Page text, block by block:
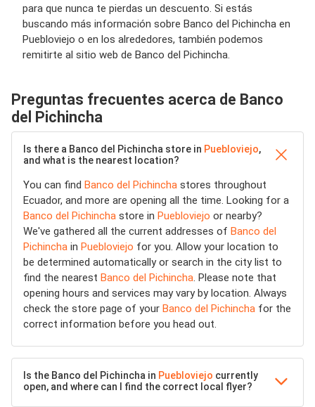
para que nunca te pierdas un descuento. Si estás
buscando más información sobre Banco del Pichincha en
Puebloviejo o en los alrededores, también podemos
remitirte al sitio web de Banco del Pichincha.
Preguntas frecuentes acerca de Banco
del Pichincha
Is there a Banco del Pichincha store in Puebloviejo,
and what is the nearest location?
You can find Banco del Pichincha stores throughout
Ecuador, and more are opening all the time. Looking for a
Banco del Pichincha store in Puebloviejo or nearby?
We've gathered all the current addresses of Banco del
Pichincha in Puebloviejo for you. Allow your location to
be determined automatically or search in the city list to
find the nearest Banco del Pichincha. Please note that
opening hours and services may vary by location. Always
check the store page of your Banco del Pichincha for the
correct information before you head out.
Is the Banco del Pichincha in Puebloviejo currently
open, and where can I find the correct local flyer?